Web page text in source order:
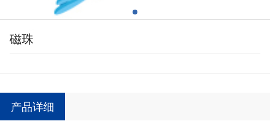
磁珠
产品详细